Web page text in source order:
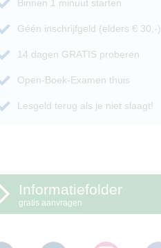
Binnen 1 minuut starten
Géén inschrijfgeld (elders € 30,-)
14 dagen GRATIS proberen
Open-Boek-Examen thuis
Lesgeld terug als je niet slaagt!
Informatiefolder
gratis aanvragen